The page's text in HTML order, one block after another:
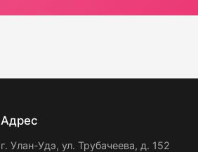
Адрес
г. Улан-Удэ, ул. Трубачеева, д. 152